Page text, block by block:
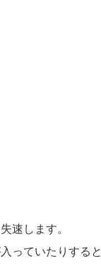
速します。
っていたりすると